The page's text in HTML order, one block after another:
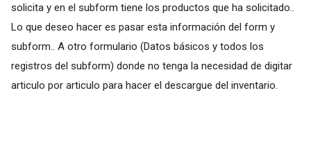
solicita y en el subform tiene los productos que ha solicitado..
Lo que deseo hacer es pasar esta información del form y
subform.. A otro formulario (Datos básicos y todos los
registros del subform) donde no tenga la necesidad de digitar
articulo por articulo para hacer el descargue del inventario.